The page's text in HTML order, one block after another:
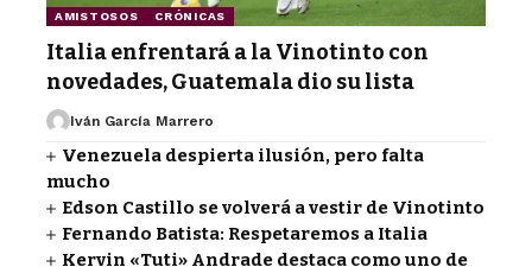
AMISTOSOS CRÓNICAS
Italia enfrentará a la Vinotinto con
novedades, Guatemala dio su lista
Iván García Marrero
Venezuela despierta ilusión, pero falta
mucho
Edson Castillo se volverá a vestir de Vinotinto
Fernando Batista: Respetaremos a Italia
Kervin «Tuti» Andrade destaca como uno de